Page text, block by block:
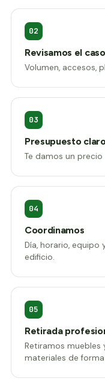
02
Revisamos el caso
Volumen, accesos,
03
Presupuesto claro
Te damos un
04
Coordinamos
Día, horario, equipo
edificio.
05
Retirada
Retiramos muebles
materiales de